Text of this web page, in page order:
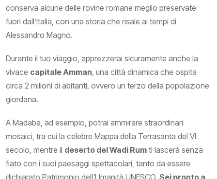
conserva alcune delle rovine romane meglio preservate
fuori dall’Italia, con una storia che risale ai tempi di
Alessandro Magno.
Durante il tuo viaggio, apprezzerai sicuramente anche la
vivace capitale Amman, una città dinamica che ospita
circa 2 milioni di abitanti, ovvero un terzo della popolazione
giordana.
A Madaba, ad esempio, potrai ammirare straordinari
mosaici, tra cui la celebre Mappa della Terrasanta del VI
secolo, mentre il deserto del Wadi Rum ti lascerà senza
fiato con i suoi paesaggi spettacolari, tanto da essere
dichiarato Patrimonio dell'Umanità UNESCO. Sei pronto a